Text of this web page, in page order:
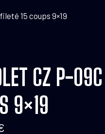
15 coups 9×19
CZ P-
9×19